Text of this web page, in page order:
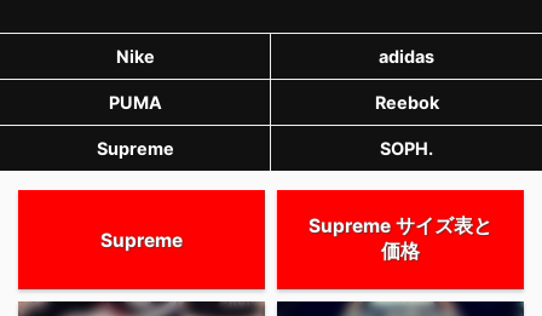
Nike adidas
PUMA Reebok
Supreme SOPH.
Supreme
Supreme サイズ表と
価格